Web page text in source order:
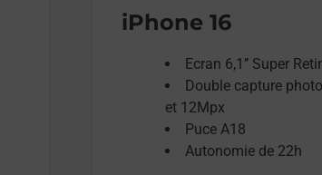
iPhone 16
Ecran 6,1’’ Super
Double capture
et 12Mpx
Puce A18
Autonomie de 22h